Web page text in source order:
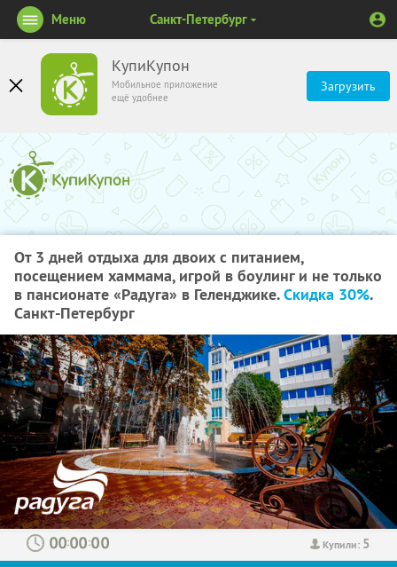
КупиКупон
Мобильное приложение
ещё удобнее
Загрузить
Меню Санкт-Петербург
От 3 дней отдыха для двоих с питанием,
посещением хаммама, игрой в боулинг и не только
в пансионате «Радуга» в Геленджике.Скидка 30%.
Санкт-Петербург
Купили: 5
: :